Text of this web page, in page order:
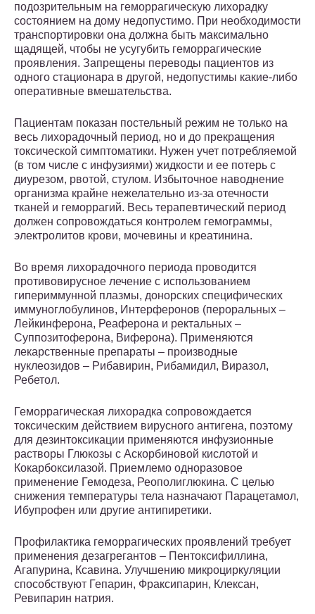
подозрительным на геморрагическую лихорадку
состоянием на дому недопустимо. При необходимости
транспортировки она должна быть максимально
щадящей, чтобы не усугубить геморрагические
проявления. Запрещены переводы пациентов из
одного стационара в другой, недопустимы какие-либо
оперативные вмешательства.
Пациентам показан постельный режим не только на
весь лихорадочный период, но и до прекращения
токсической симптоматики. Нужен учет потребляемой
(в том числе с инфузиями) жидкости и ее потерь с
диурезом, рвотой, стулом. Избыточное наводнение
организма крайне нежелательно из-за отечности
тканей и геморрагий. Весь терапевтический период
должен сопровождаться контролем гемограммы,
электролитов крови, мочевины и креатинина.
Во время лихорадочного периода проводится
противовирусное лечение с использованием
гипериммунной плазмы, донорских специфических
иммуноглобулинов, Интерферонов (пероральных –
Лейкинферона, Реаферона и ректальных –
Суппозитоферона, Виферона). Применяются
лекарственные препараты – производные
нуклеозидов – Рибавирин, Рибамидил, Виразол,
Ребетол.
Геморрагическая лихорадка сопровождается
токсическим действием вирусного антигена, поэтому
для дезинтоксикации применяются инфузионные
растворы Глюкозы с Аскорбиновой кислотой и
Кокарбоксилазой. Приемлемо одноразовое
применение Гемодеза, Реополиглюкина. С целью
снижения температуры тела назначают Парацетамол,
Ибупрофен или другие антипиретики.
Профилактика геморрагических проявлений требует
применения дезагрегантов – Пентоксифиллина,
Агапурина, Ксавина. Улучшению микроциркуляции
способствуют Гепарин, Фраксипарин, Клексан,
Ревипарин натрия.